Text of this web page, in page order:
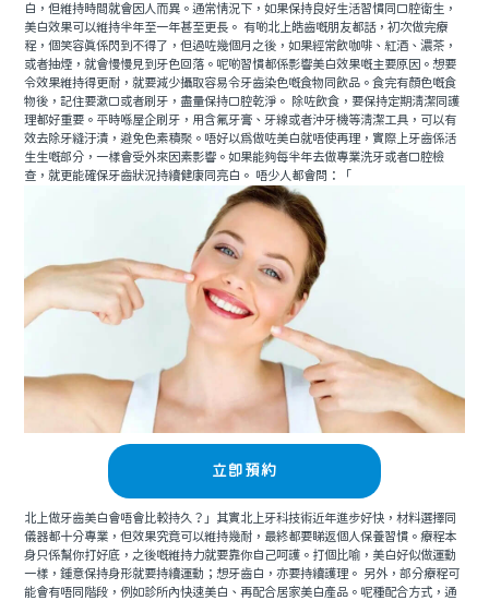
白，但維持時間就會因人而異。通常情況下，如果保持良好生活習慣同口腔衛生，
美白效果可以維持半年至一年甚至更長。 有啲北上皓齒嘅朋友都話，初次做完療
程，個笑容真係閃到不得了，但過咗幾個月之後，如果經常飲咖啡、紅酒、濃茶，
或者抽煙，就會慢慢見到牙色回落。呢啲習慣都係影響美白效果嘅主要原因。想要
令效果維持得更耐，就要減少攝取容易令牙齒染色嘅食物同飲品。食完有顏色嘅食
物後，記住要漱口或者刷牙，盡量保持口腔乾淨。 除咗飲食，要保持定期清潔同護
理都好重要。平時喺屋企刷牙，用含氟牙膏、牙線或者沖牙機等清潔工具，可以有
效去除牙縫汙漬，避免色素積聚。唔好以為做咗美白就唔使再理，實際上牙齒係活
生生嘅部分，一樣會受外來因素影響。如果能夠每半年去做專業洗牙或者口腔檢
查，就更能確保牙齒狀況持續健康同亮白。 唔少人都會問：「
立即預約
北上做牙齒美白會唔會比較持久？」其實北上牙科技術近年進步好快，材料選擇同
儀器都十分專業，但效果究竟可以維持幾耐，最終都要睇返個人保養習慣。療程本
身只係幫你打好底，之後嘅維持力就要靠你自己呵護。打個比喻，美白好似做運動
一樣，鍾意保持身形就要持續運動；想牙齒白，亦要持續護理。 另外，部分療程可
能會有唔同階段，例如診所內快速美白、再配合居家美白產品。呢種配合方式，通